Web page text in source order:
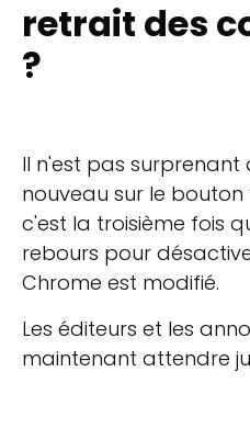
retrait des
?
Il n'est pas
nouveau sur le bouton
c'est la troisième fois
rebours pour
Chrome est modifié.
Les éditeurs et les
maintenant attendre